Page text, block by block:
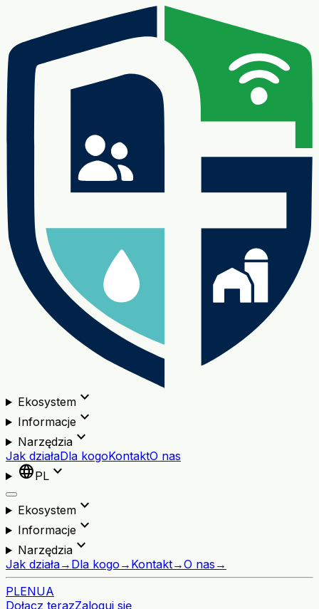
Ekosystemexpand_more
Informacjeexpand_more
Narzędziaexpand_more
Jak działaDla kogoKontaktO nas
languagePL expand_more
Ekosystemexpand_more
Informacjeexpand_more
Narzędziaexpand_more
Jak działa→ Dla kogo → Kontakt→O nas →
PLENUA
Dołącz terazZaloguj się